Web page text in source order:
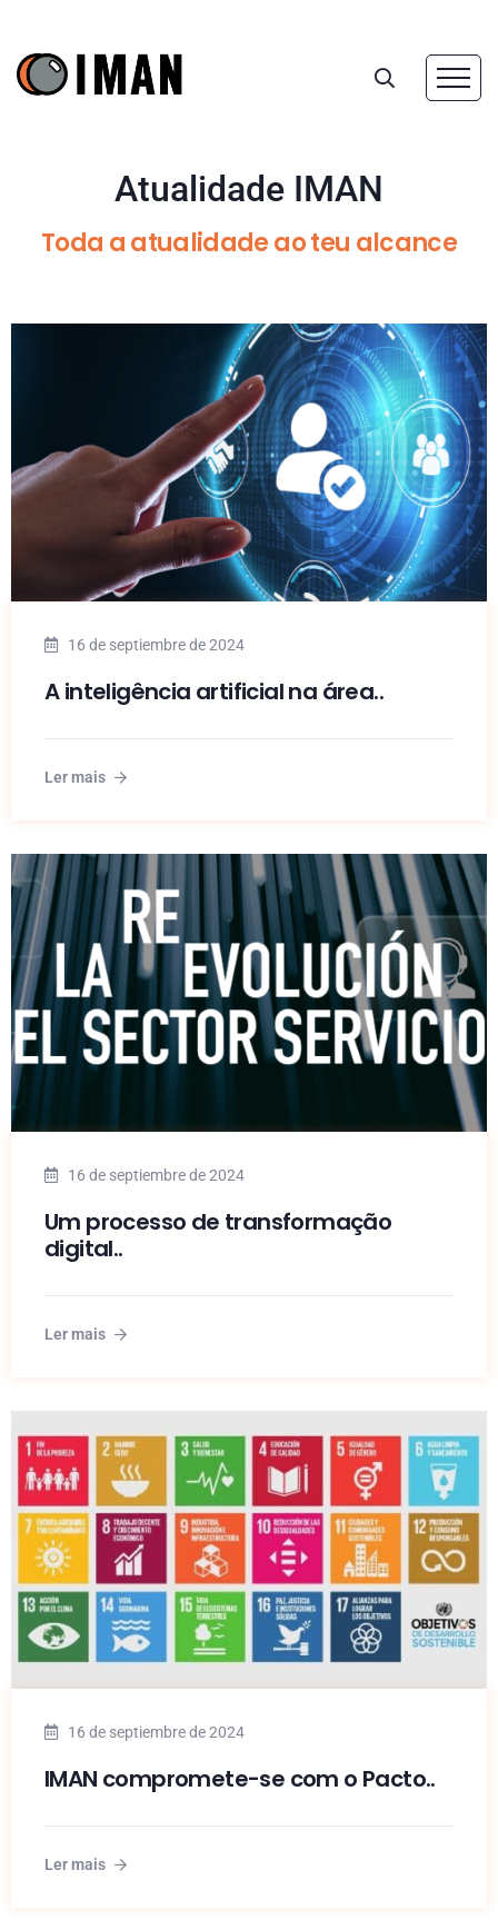
Atualidade IMAN
Toda a atualidade ao teu alcance
16 de septiembre de 2024
A inteligência artificial na área..
Ler mais
16 de septiembre de 2024
Um processo de transformação
digital..
Ler mais
16 de septiembre de 2024
IMAN compromete-se com o Pacto..
Ler mais